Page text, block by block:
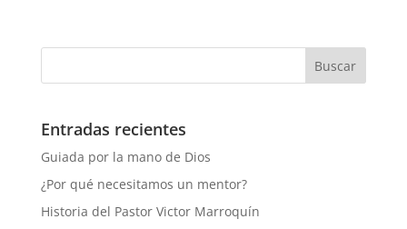
Entradas recientes
Guiada por la mano de Dios
¿Por qué necesitamos un mentor?
Historia del Pastor Victor Marroquín